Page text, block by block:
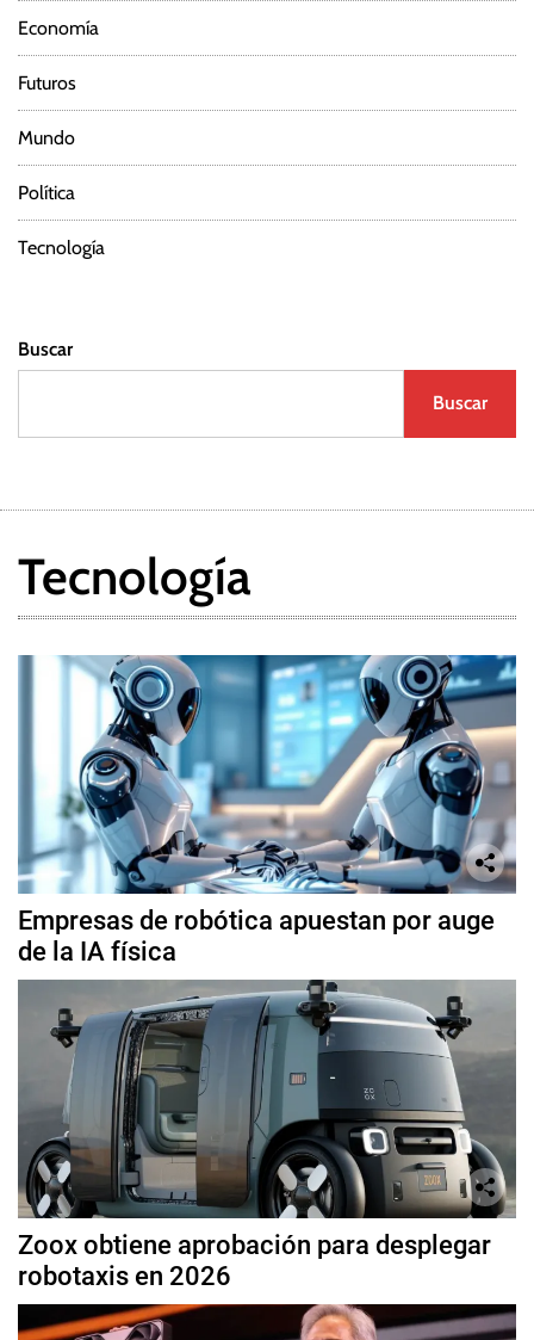
Economía
Futuros
Mundo
Política
Tecnología
Buscar
Buscar
Tecnología
Empresas de robótica apuestan por auge
de la IA física
Zoox obtiene aprobación para desplegar
robotaxis en 2026